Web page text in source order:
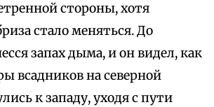
стороны, хотя
стало меняться. До
запах дыма, и он видел, как
всадников на северной
к западу, уходя с пути